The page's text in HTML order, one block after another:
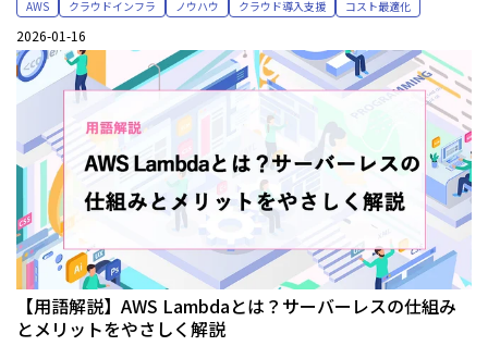
AWS クラウドインフラ ノウハウ クラウド導入支援 コスト最適化
2026-01-16
【用語解説】AWS Lambdaとは？サーバーレスの仕組み
とメリットをやさしく解説